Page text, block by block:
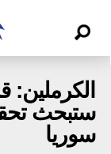
ستبحث
سوريا